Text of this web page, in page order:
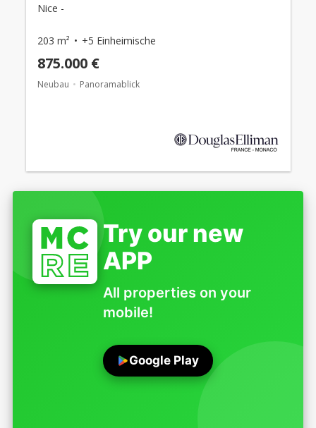
Nice -
203 m² +5 Einheimische
875.000 €
Neubau Panoramablick
Try our new
APP
All properties on your
mobile!
Google Play